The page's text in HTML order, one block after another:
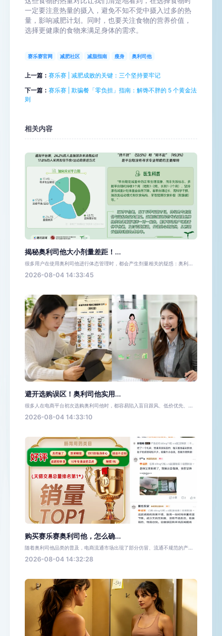
一定要注意热量的摄入，避免不知不觉中摄入过多的热
量，影响减肥计划。同时，也要关注食物的营养价值，
选择更健康的食物来满足身体的需求。
赛乐赛官网 减肥社区 减脂指南 瘦身 奥利司他
上一篇： 赛乐赛 | 减肥成败的关键：三个坚持要牢记
下一篇： 赛乐赛 | 欺骗餐「零负担」指南：解馋不胖的 5 个黄金法
则
相关内容
揭秘奥利司他大小剂量差距！...
很多用户在使用奥利司他进行体态管理时，都会产生剂量相关的疑惑：奥利...
2026-08-04 14:33:45
避开选购误区！奥利司他实用...
很多人在电商平台初次选购奥利司他时，都容易陷入盲目跟风、低价优先、...
2026-08-04 14:33:10
购买赛乐赛奥利司他，怎么确...
随着奥利司他品类的普及，电商流通市场出现了部分仿冒、流通不规范的产...
2026-08-04 14:32:28